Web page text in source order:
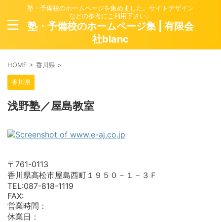
塾・予備校のホームページを集めました。サイトデザイン
などの参考にご利用下さい。
塾・予備校のホームページ集 | 有限会
社blanc
HOME > 香川県 >
香川県
浅野塾／屋島教室
〒761-0113
香川県高松市屋島西町１９５０－１－３Ｆ
TEL:087-818-1119
FAX:
営業時間：
休業日：